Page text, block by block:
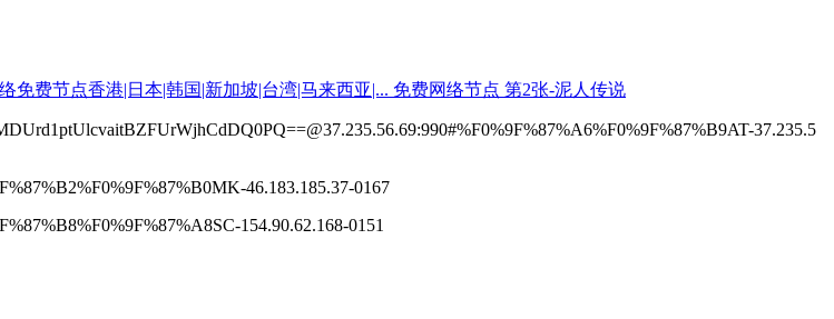
37.235.5
46.183.185.37-0167
154.90.62.168-0151